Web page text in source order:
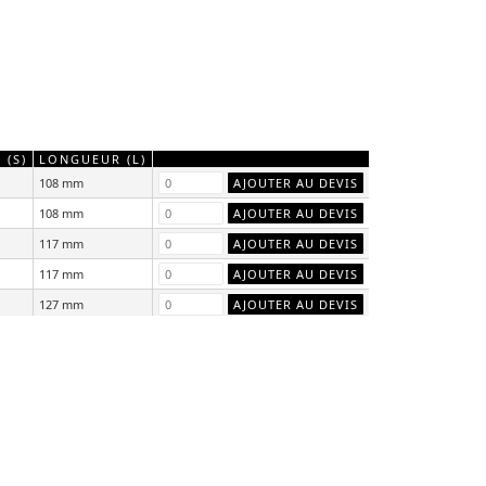
(S)
LONGUEUR (L)
108 mm
108 mm
117 mm
117 mm
127 mm